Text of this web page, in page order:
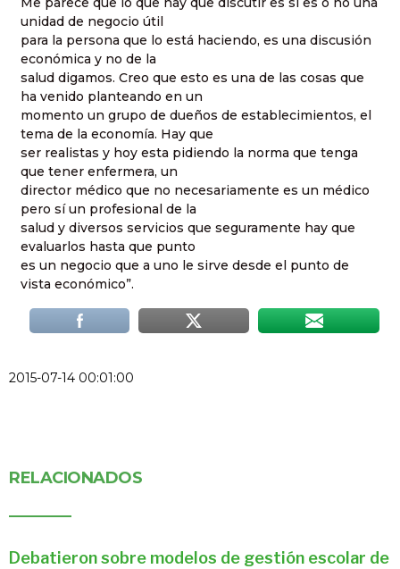
unidad de negocio útil
para la persona que lo está haciendo, es una discusión
económica y no de la
salud digamos. Creo que esto es una de las cosas que
ha venido planteando en un
momento un grupo de dueños de establecimientos, el
tema de la economía. Hay que
ser realistas y hoy esta pidiendo la norma que tenga
que tener enfermera, un
director médico que no necesariamente es un médico
pero sí un profesional de la
salud y diversos servicios que seguramente hay que
evaluarlos hasta que punto
es un negocio que a uno le sirve desde el punto de
vista económico”.
2015-07-14 00:01:00
RELACIONADOS
Debatieron sobre modelos de gestión escolar de